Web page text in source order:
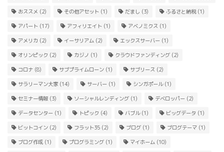
おススメ (2) その他アセット (1) だまし (3) ふるさと納税(1)
アパート (17) アフィリエイト (1) アベノミクス (1)
アメリカ (2) イーサリアム (2) エックスサーバー (1)
オリンピック (2) カジノ (1) クラウドファンディング (2)
コロナ (8) サブプライムローン (1) サブリース (2)
サラリーマン大家 (14) サーバー (1) シンガポール(1)
セミナー情報 (3) ソーシャルレンディング (1) デベロッパー (2)
データセンター (1) トピック (4) バブル(1) ビッグデータ (1)
ビットコイン (2) フラット35 (2) ブログ (1) ブログテーマ (1)
ブログ作成 (1) プログラミング (1) マイホーム (10)